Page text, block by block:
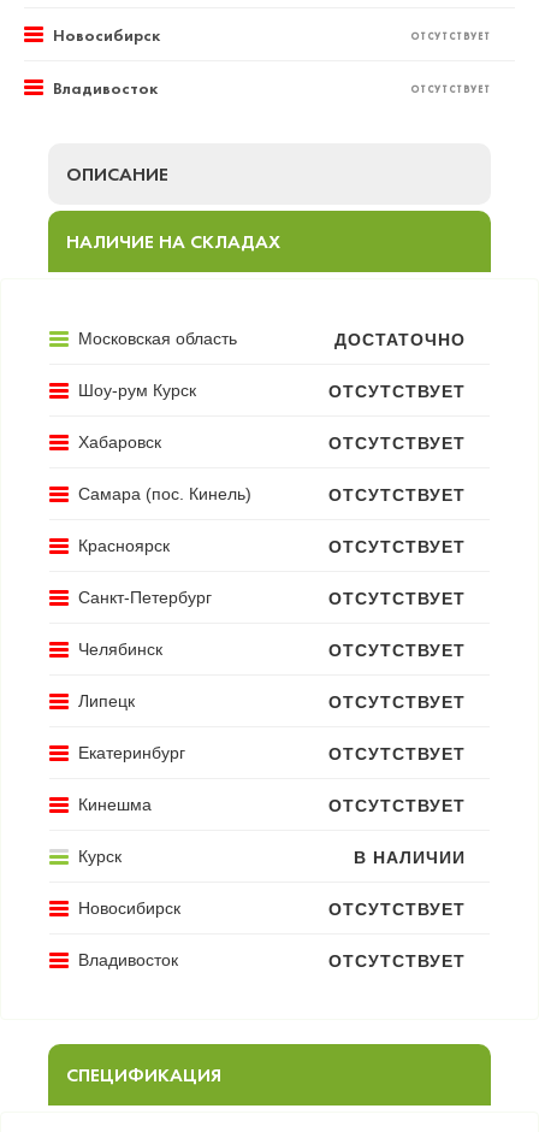
Новосибирск ОТСУТСТВУЕТ
Владивосток ОТСУТСТВУЕТ
ОПИСАНИЕ
НАЛИЧИЕ НА СКЛАДАХ
Московская область ДОСТАТОЧНО
Шоу-рум Курск ОТСУТСТВУЕТ
Хабаровск ОТСУТСТВУЕТ
Самара (пос. Кинель) ОТСУТСТВУЕТ
Красноярск ОТСУТСТВУЕТ
Санкт-Петербург ОТСУТСТВУЕТ
Челябинск ОТСУТСТВУЕТ
Липецк ОТСУТСТВУЕТ
Екатеринбург ОТСУТСТВУЕТ
Кинешма ОТСУТСТВУЕТ
Курск В НАЛИЧИИ
Новосибирск ОТСУТСТВУЕТ
Владивосток ОТСУТСТВУЕТ
СПЕЦИФИКАЦИЯ